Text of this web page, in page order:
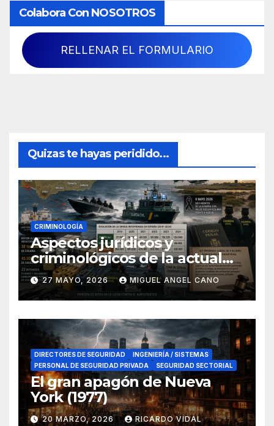
Colabora Con NOSOTROS
RELLENAR EL FORMULARIO
Quizas te hayas peridido...
CRIMINOLOGÍA
Aspectos jurídicos y
criminológicos de la actual
lucha contra el narcotráfico
en el sur de España
27 MAYO, 2026 MIGUEL ANGEL CANO
DIRECTORES DE SEGURIDAD
INGENIERÍA / SISTEMAS
PERSONAL DE SEGURIDAD PRIVADA
SEGURIDAD SECTORIAL
El gran apagón de Nueva
York (1977)
20 MARZO, 2026 RICARDO VIDAL